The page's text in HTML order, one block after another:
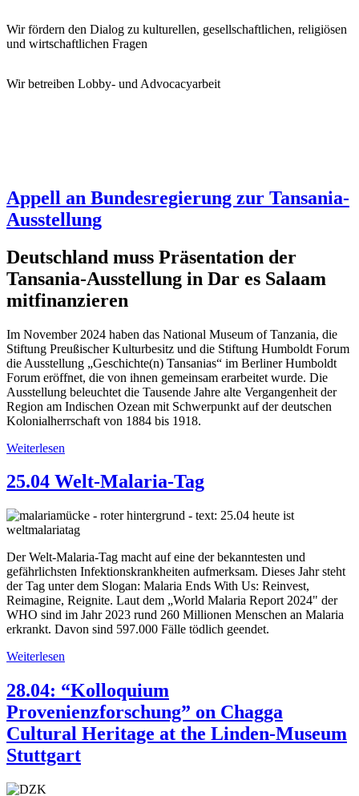
Wir fördern den Dialog zu kulturellen, gesellschaftlichen, religiösen
und wirtschaftlichen Fragen
Wir betreiben Lobby- und Advocacyarbeit
Appell an Bundesregierung zur Tansania-
Ausstellung
Deutschland muss Präsentation der
Tansania-Ausstellung in Dar es Salaam
mitfinanzieren
Im November 2024 haben das National Museum of Tanzania, die
Stiftung Preußischer Kulturbesitz und die Stiftung Humboldt Forum
die Ausstellung „Geschichte(n) Tansanias“ im Berliner Humboldt
Forum eröffnet, die von ihnen gemeinsam erarbeitet wurde. Die
Ausstellung beleuchtet die Tausende Jahre alte Vergangenheit der
Region am Indischen Ozean mit Schwerpunkt auf der deutschen
Kolonialherrschaft von 1884 bis 1918.
Weiterlesen
an
Bundesregierung
Tansania-
Ausstellung
25.04 Welt-Malaria-Tag
Image
Der Welt-Malaria-Tag macht auf eine der bekanntesten und
gefährlichsten Infektionskrankheiten aufmerksam. Dieses Jahr steht
der Tag unter dem Slogan: Malaria Ends With Us: Reinvest,
Reimagine, Reignite. Laut dem „World Malaria Report 2024" der
WHO sind im Jahr 2023 rund 260 Millionen Menschen an Malaria
erkrankt. Davon sind 597.000 Fälle tödlich geendet.
Weiterlesen
Welt-
Malaria-
Tag
28.04: “Kolloquium
Provenienzforschung” on Chagga
Cultural Heritage at the Linden-Museum
Stuttgart